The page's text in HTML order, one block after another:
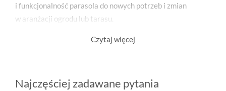
i funkcjonalność parasola do nowych potrzeb i zmian
w aranżacji ogrodu lub tarasu.
Czytaj więcej
Najczęściej zadawane pytania